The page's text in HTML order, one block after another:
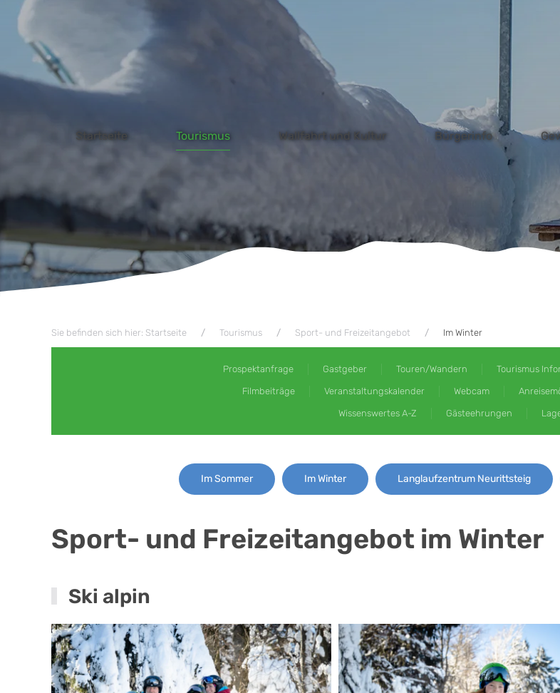
Startseite Tourismus Wallfahrt und Kultur Bürgerinfo
Sie befinden sich hier: Startseite Tourismus Sport- und Freizeitangebot Im Winter
Prospektanfrage Gastgeber Touren/Wandern Tourismus
Filmbeiträge Veranstaltungskalender Webcam
Wissenswertes A-Z Gästeehrungen
Im Sommer Im Winter Langlaufzentrum Neurittsteig
Sport- und Freizeitangebot im Winter
Ski alpin